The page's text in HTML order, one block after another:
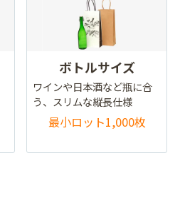
ボトルサイズ
ワインや日本酒など瓶に合
う、スリムな縦長仕様
最小ロット1,000枚